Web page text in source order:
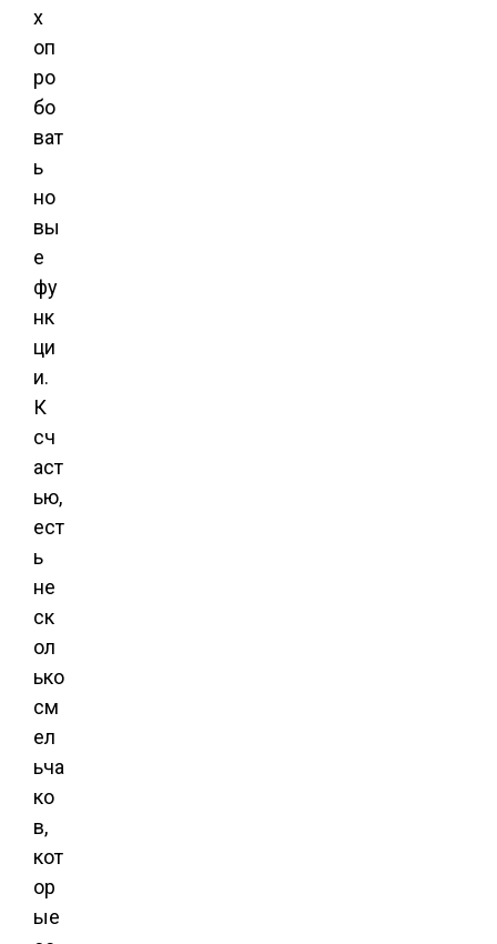
х
оп
ро
бо
ват
ь
но
вы
е
фу
нк
ци
и.
К
сч
аст
ью,
ест
ь
не
ск
ол
ько
см
ел
ьча
ко
в,
кот
ор
ые